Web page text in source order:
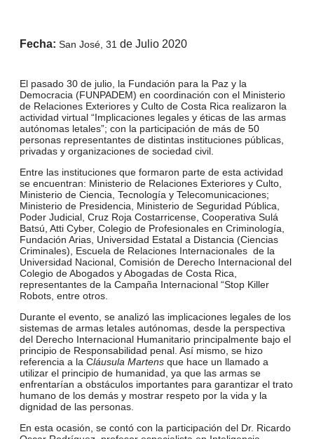
Fecha: San José, 31 de Julio 2020
El pasado 30 de julio, la Fundación para la Paz y la
Democracia (FUNPADEM) en coordinación con el Ministerio
de Relaciones Exteriores y Culto de Costa Rica realizaron la
actividad virtual “Implicaciones legales y éticas de las armas
autónomas letales”; con la participación de más de 50
personas representantes de distintas instituciones públicas,
privadas y organizaciones de sociedad civil.
Entre las instituciones que formaron parte de esta actividad
se encuentran: Ministerio de Relaciones Exteriores y Culto,
Ministerio de Ciencia, Tecnología y Telecomunicaciones;
Ministerio de Presidencia, Ministerio de Seguridad Pública,
Poder Judicial, Cruz Roja Costarricense, Cooperativa Sulá
Batsú, Atti Cyber, Colegio de Profesionales en Criminología,
Fundación Arias, Universidad Estatal a Distancia (Ciencias
Criminales), Escuela de Relaciones Internacionales de la
Universidad Nacional, Comisión de Derecho Internacional del
Colegio de Abogados y Abogadas de Costa Rica,
representantes de la Campaña Internacional “Stop Killer
Robots, entre otros.
Durante el evento, se analizó las implicaciones legales de los
sistemas de armas letales autónomas, desde la perspectiva
del Derecho Internacional Humanitario principalmente bajo el
principio de Responsabilidad penal. Así mismo, se hizo
referencia a la Cláusula Martens que hace un llamado a
utilizar el principio de humanidad, ya que las armas se
enfrentarían a obstáculos importantes para garantizar el trato
humano de los demás y mostrar respeto por la vida y la
dignidad de las personas.
En esta ocasión, se contó con la participación del Dr. Ricardo